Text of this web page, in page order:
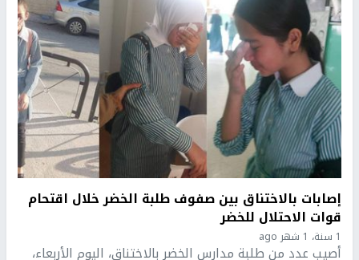
إصابات بالاختناق بين صفوف طلبة الخضر خلال اقتحام
قوات الاحتلال للخضر
1 سنة، 1 شهر ago
أصيب عدد من طلبة مدارس الخضر بالاختناق، اليوم الأربعاء،